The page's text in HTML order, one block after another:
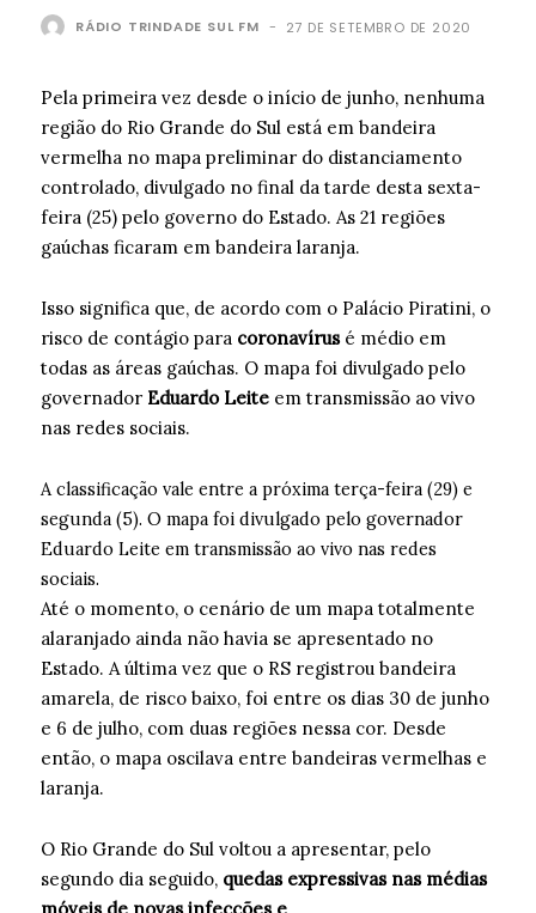
RÁDIO TRINDADE SUL FM - 27 DE SETEMBRO DE 2020
Pela primeira vez desde o início de junho, nenhuma
região do Rio Grande do Sul está em bandeira
vermelha no mapa preliminar do distanciamento
controlado, divulgado no final da tarde desta sexta-
feira (25) pelo governo do Estado. As 21 regiões
gaúchas ficaram em bandeira laranja.
Isso significa que, de acordo com o Palácio Piratini, o
risco de contágio para coronavírus é médio em
todas as áreas gaúchas. O mapa foi divulgado pelo
governador Eduardo Leite em transmissão ao vivo
nas redes sociais.
A classificação vale entre a próxima terça-feira (29) e
segunda (5). O mapa foi divulgado pelo governador
Eduardo Leite em transmissão ao vivo nas redes
sociais.
Até o momento, o cenário de um mapa totalmente
alaranjado ainda não havia se apresentado no
Estado. A última vez que o RS registrou bandeira
amarela, de risco baixo, foi entre os dias 30 de junho
e 6 de julho, com duas regiões nessa cor. Desde
então, o mapa oscilava entre bandeiras vermelhas e
laranja.
O Rio Grande do Sul voltou a apresentar, pelo
segundo dia seguido, quedas expressivas nas médias